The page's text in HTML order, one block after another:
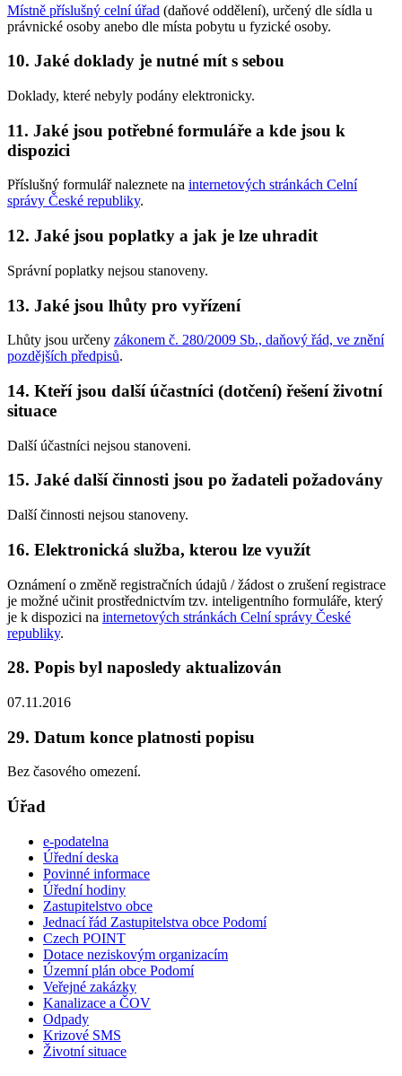
Místně příslušný celní úřad (daňové oddělení), určený dle sídla u
právnické osoby anebo dle místa pobytu u fyzické osoby.
10. Jaké doklady je nutné mít s sebou
Doklady, které nebyly podány elektronicky.
11. Jaké jsou potřebné formuláře a kde jsou k
dispozici
Příslušný formulář naleznete na internetových stránkách Celní
správy České republiky.
12. Jaké jsou poplatky a jak je lze uhradit
Správní poplatky nejsou stanoveny.
13. Jaké jsou lhůty pro vyřízení
Lhůty jsou určeny zákonem č. 280/2009 Sb., daňový řád, ve znění
pozdějších předpisů.
14. Kteří jsou další účastníci (dotčení) řešení životní
situace
Další účastníci nejsou stanoveni.
15. Jaké další činnosti jsou po žadateli požadovány
Další činnosti nejsou stanoveny.
16. Elektronická služba, kterou lze využít
Oznámení o změně registračních údajů / žádost o zrušení registrace
je možné učinit prostřednictvím tzv. inteligentního formuláře, který
je k dispozici na internetových stránkách Celní správy České
republiky.
28. Popis byl naposledy aktualizován
07.11.2016
29. Datum konce platnosti popisu
Bez časového omezení.
Úřad
e-podatelna
Úřední deska
Povinné informace
Úřední hodiny
Zastupitelstvo obce
Jednací řád Zastupitelstva obce Podomí
Czech POINT
Dotace neziskovým organizacím
Územní plán obce Podomí
Veřejné zakázky
Kanalizace a ČOV
Odpady
Krizové SMS
Životní situace